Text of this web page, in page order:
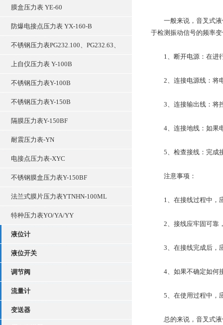
膜盒压力表 YE-60
防爆电接点压力表 YX-160-B
不锈钢压力表PG232.100、PG232.63、
上自仪压力表 Y-100B
不锈钢压力表Y-100B
不锈钢压力表Y-150B
隔膜压力表Y-150BF
耐震压力表-YN
电接点压力表-XYC
不锈钢膜盒压力表Y-150BF
法兰式膜片压力表YTNHN-100ML
特种压力表YO/YA/YY
液位计
液位开关
调节阀
流量计
变送器
一般来说，音叉式液
于检测振动信号的频率
1、断开电源：在进行
2、连接电源线：将电
3、连接输出线：将控
4、连接地线：如果电
5、检查接线：完成接
注意事项：
1、在接线过程中，应
2、接线应牢固可靠
3、在接线完成后，应
4、如果不确定如何接
5、在使用过程中，应
总的来说，音叉式液